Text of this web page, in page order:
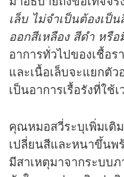
เล็บ ไม่จำเป็นต้องเป็
ออกสีเหลือง สีดำ หรื
อาการทั่วไปของเชื้อ
และเนื้อเล็บจะแยกตั
เป็นอาการเรื้อรังที่ใช้
คุณหมอสวี่ระบุเพิ่มเติ
เปลี่ยนสีและหนาขึ้นพ
มีสาเหตุมาจากระบบ